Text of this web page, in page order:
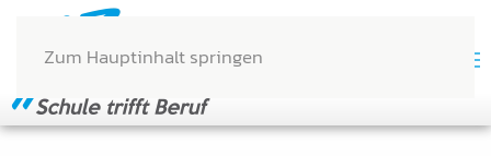
Zum Hauptinhalt springen